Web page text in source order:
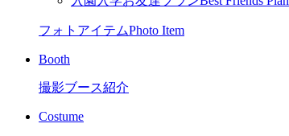
フォトアイテムPhoto Item
Booth
撮影ブース紹介
Costume